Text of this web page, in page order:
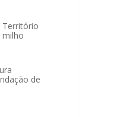
Território
milho
de